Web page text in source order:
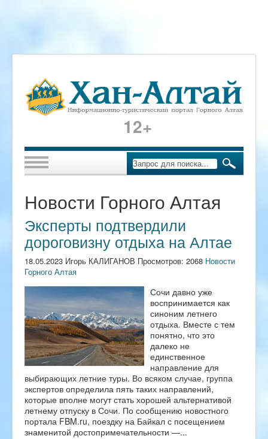
12+
Новости Горного Алтая
Эксперты подтвердили
дороговизну отдыха на Алтае
18.05.2023 Игорь КАЛИГАНОВ Просмотров: 2068 Новости
Горного Алтая
Сочи давно уже
воспринимается как
синоним летнего
отдыха. Вместе с тем
понятно, что это
далеко не
единственное
направление для
выбирающих летние туры. Во всяком случае, группа
экспертов определила пять таких направлений,
которые вполне могут стать хорошей альтернативой
летнему отпуску в Сочи. По сообщению новостного
портала FBM.ru, поездку на Байкал с посещением
знаменитой достопримечательности —...